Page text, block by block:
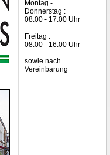
Montag -
Donnerstag :
08.00 - 17.00 Uhr
Freitag :
08.00 - 16.00 Uhr
sowie nach
Vereinbarung